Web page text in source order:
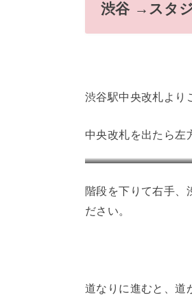
渋谷 →スタ
渋谷駅中央改札より
中央改札を出たら左
階段を下りて右手、
ださい。
道なりに進むと、道